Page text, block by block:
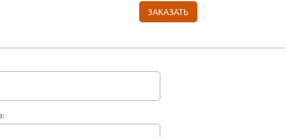
ЗАКАЗАТЬ